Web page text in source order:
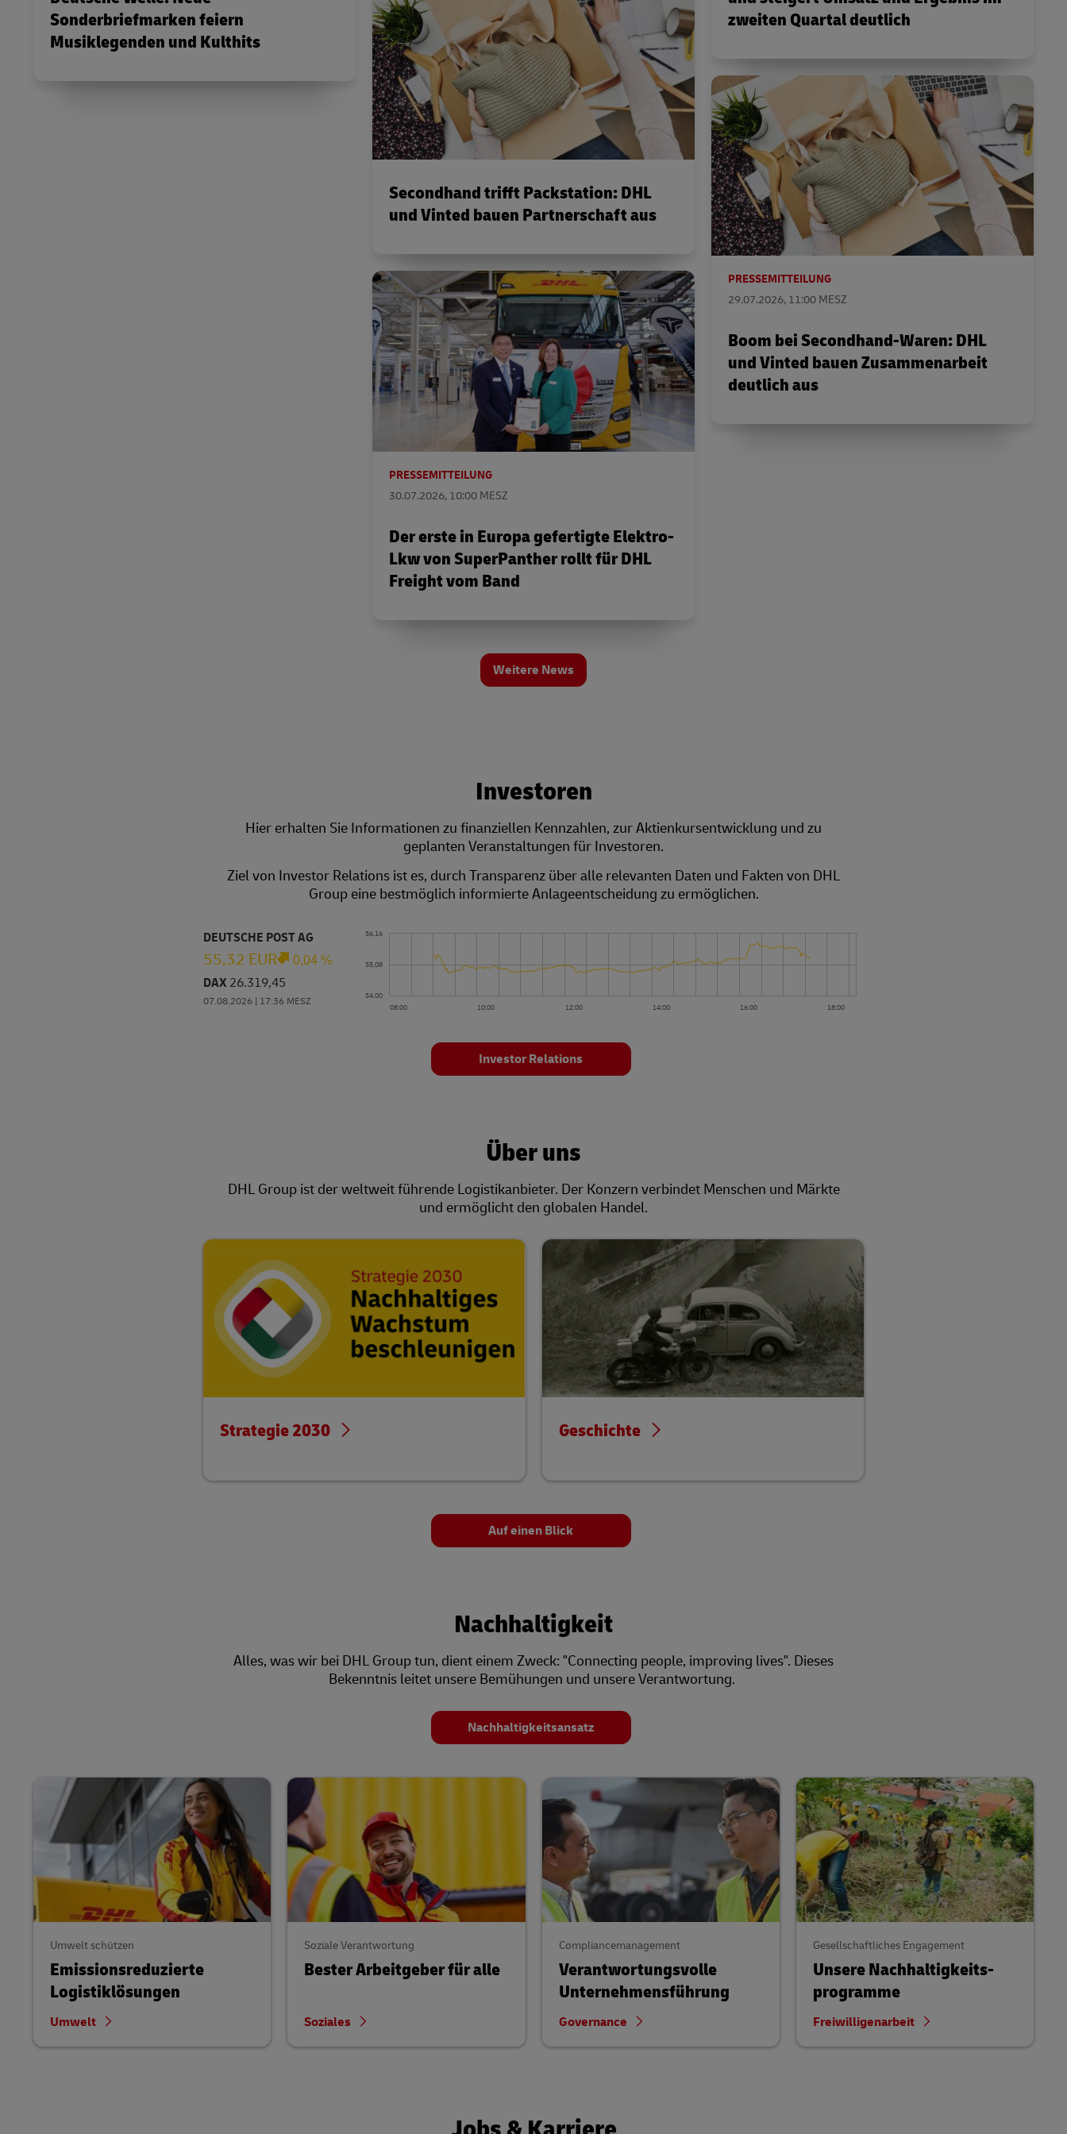
Sonderbriefmarken feiern
Musiklegenden und Kulthits
Secondhand trifft Packstation: DHL
und Vinted bauen Partnerschaft aus
PRESSEMITTEILUNG
30.07.2026, 10:00 MESZ
Der erste in Europa gefertigte Elektro-
Lkw von SuperPanther rollt für DHL
Freight vom Band
zweiten Quartal deutlich
PRESSEMITTEILUNG
29.07.2026, 11:00 MESZ
Boom bei Secondhand-Waren: DHL
und Vinted bauen Zusammenarbeit
deutlich aus
Weitere News
Investoren
Hier erhalten Sie Informationen zu finanziellen Kennzahlen, zur Aktienkurs­entwicklung und zu
geplanten Veranstaltungen für Investoren.
Ziel von Investor Relations ist es, durch Transparenz über alle relevanten Daten und Fakten von DHL
Group eine bestmöglich informierte Anlage­entscheidung zu ermöglichen.
Investor Relations
Über uns
DHL Group ist der weltweit führende Logistikanbieter. Der Konzern verbindet Menschen und Märkte
und ermöglicht den globalen Handel.
Strategie 2030 Geschichte
Auf einen Blick
Nachhaltigkeit
Alles, was wir bei DHL Group tun, dient einem Zweck: "Connecting people, improving lives". Dieses
Bekenntnis leitet unsere Bemühungen und unsere Verantwortung.
Nachhaltigkeitsansatz
Umwelt schützen
Emissionsreduzierte
Logistiklösungen
Umwelt
Soziale Verantwortung
Bester Arbeitgeber für alle
Soziales
Compliancemanagement
Verantwortungs­volle
Unternehmens­führung
Governance
Gesellschaftliches Engagement
Unsere Nachhaltigkeits­
programme
Freiwilligenarbeit